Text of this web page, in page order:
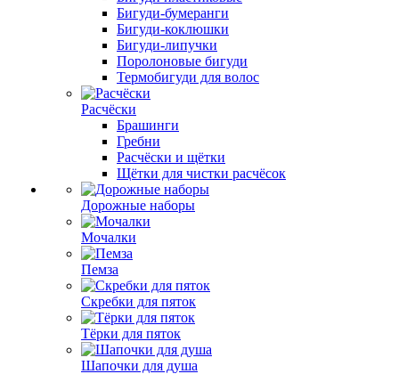
Бигуди-бумеранги
Бигуди-коклюшки
Бигуди-липучки
Поролоновые бигуди
Термобигуди для волос
Расчёски
Брашинги
Гребни
Расчёски и щётки
Щётки для чистки расчёсок
Дорожные наборы
Мочалки
Пемза
Скребки для пяток
Тёрки для пяток
Шапочки для душа